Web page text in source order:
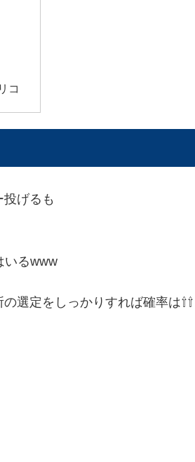
コ
げるも
いるwww
選定をしっかりすれば確率は⇧⇧